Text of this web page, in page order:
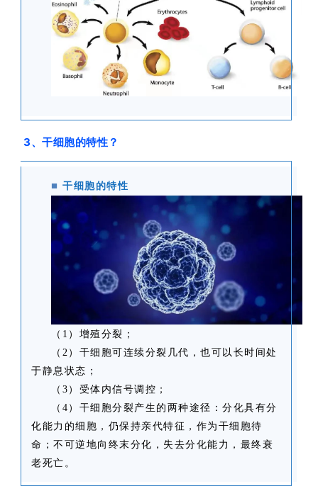
3、干细胞的特性？
■ 干细胞的特性
（1）增殖分裂；
（2）干细胞可连续分裂几代，也可以长时间处
于静息状态；
（3）受体内信号调控；
（4）干细胞分裂产生的两种途径：分化具有分
化能力的细胞，仍保持亲代特征，作为干细胞待
命；不可逆地向终末分化，失去分化能力，最终衰
老死亡。